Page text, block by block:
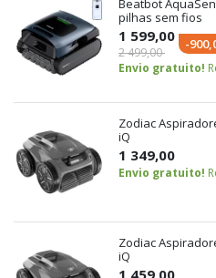
Beatbot
pilhas sem fios
1 599,00
2 499,00
-
Envio gratuito!
Zodiac
iQ
1 349,00
Envio gratuito!
Zodiac
iQ
1 459,00